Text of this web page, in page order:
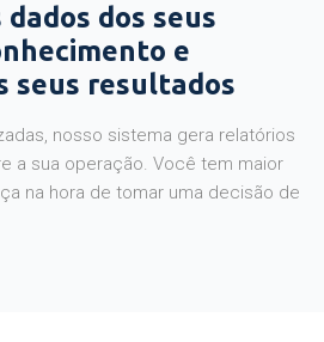
dos seus
e
seus resultados
nosso sistema gera relatórios
a sua operação. Você tem maior
na hora de tomar uma decisão de